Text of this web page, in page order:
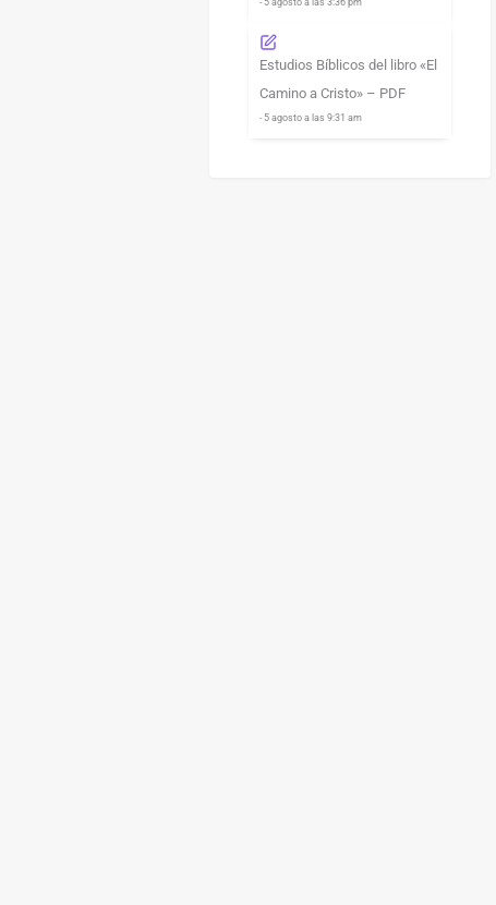
- 5 agosto a las 3:36 pm
Estudios Bíblicos del libro «El
Camino a Cristo» – PDF
- 5 agosto a las 9:31 am